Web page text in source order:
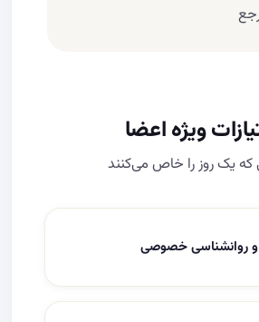
ویژه اعضا
که یک روز را خاص می‌کنند
و روانشناسی خصوصی